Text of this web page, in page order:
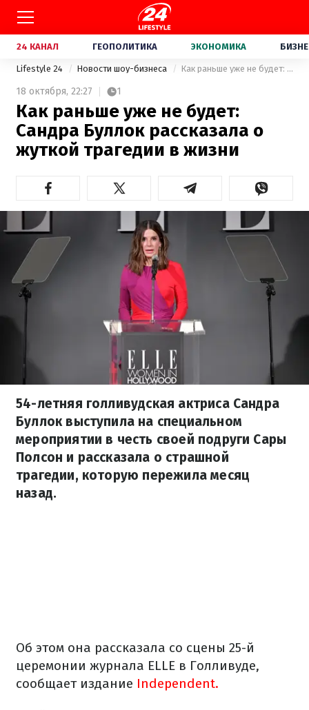
24 КАНАЛ ГЕОПОЛИТИКА ЭКОНОМИКА
Lifestyle 24 Новости шоу-бизнеса Как раньше уже не будет: Сандра Буллок рассказала о жуткой трагедии в жизни
18 октября, 22:27 1
Как раньше уже не будет:
Сандра Буллок рассказала о
жуткой трагедии в жизни
54-летняя голливудская актриса Сандра
Буллок выступила на специальном
мероприятии в честь своей подруги Сары
Полсон и рассказала о страшной
трагедии, которую пережила месяц
назад.
Об этом она рассказала со сцены 25-й
церемонии журнала ELLE в Голливуде,
сообщает издание Independent.